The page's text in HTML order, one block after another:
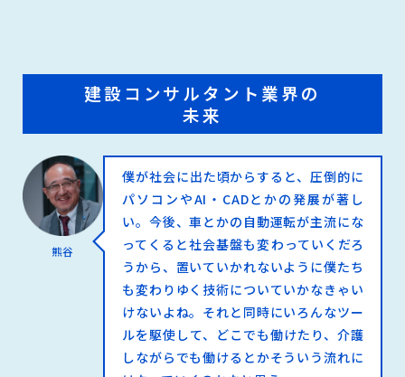
建設コンサルタント業界の
未来
熊谷
僕が社会に出た頃からすると、圧倒的に
パソコンやAI・CADとかの発展が著し
い。今後、車とかの自動運転が主流にな
ってくると社会基盤も変わっていくだろ
うから、置いていかれないように僕たち
も変わりゆく技術についていかなきゃい
けないよね。それと同時にいろんなツー
ルを駆使して、どこでも働けたり、介護
しながらでも働けるとかそういう流れに